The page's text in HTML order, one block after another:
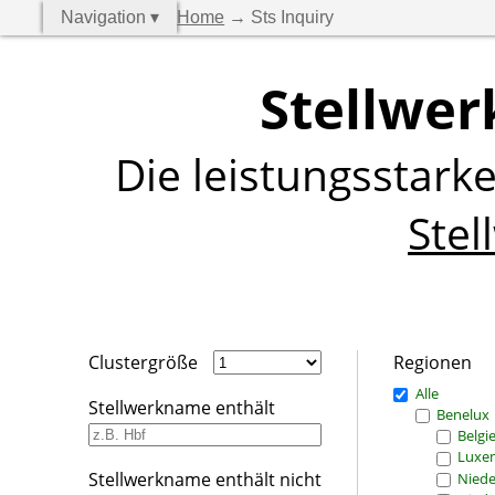
Navigation ▾ Home → Sts Inquiry
Die
Clustergröße
Stellwerkname enthält
Stellwerkname enthält nicht
Regionen
Alle
Benelux